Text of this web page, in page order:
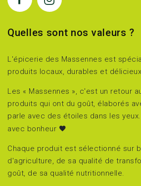
Quelles sont nos valeurs ?
L'épicerie des Massennes est
produits locaux, durables et
Les « Massennes », c'est un retour
produits qui ont du goût, élaborés
parle avec des étoiles dans les
avec bonheur
Chaque produit est sélectionné sur
d'agriculture, de sa qualité de
goût, de sa qualité nutritionnelle.